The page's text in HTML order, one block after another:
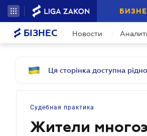
БІЗНЕС Новости
Ця сторінка доступна
Судебная практика
Жители